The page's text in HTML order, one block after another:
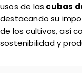
usos de las cubas
destacando su
de los cultivos, así
sostenibilidad y